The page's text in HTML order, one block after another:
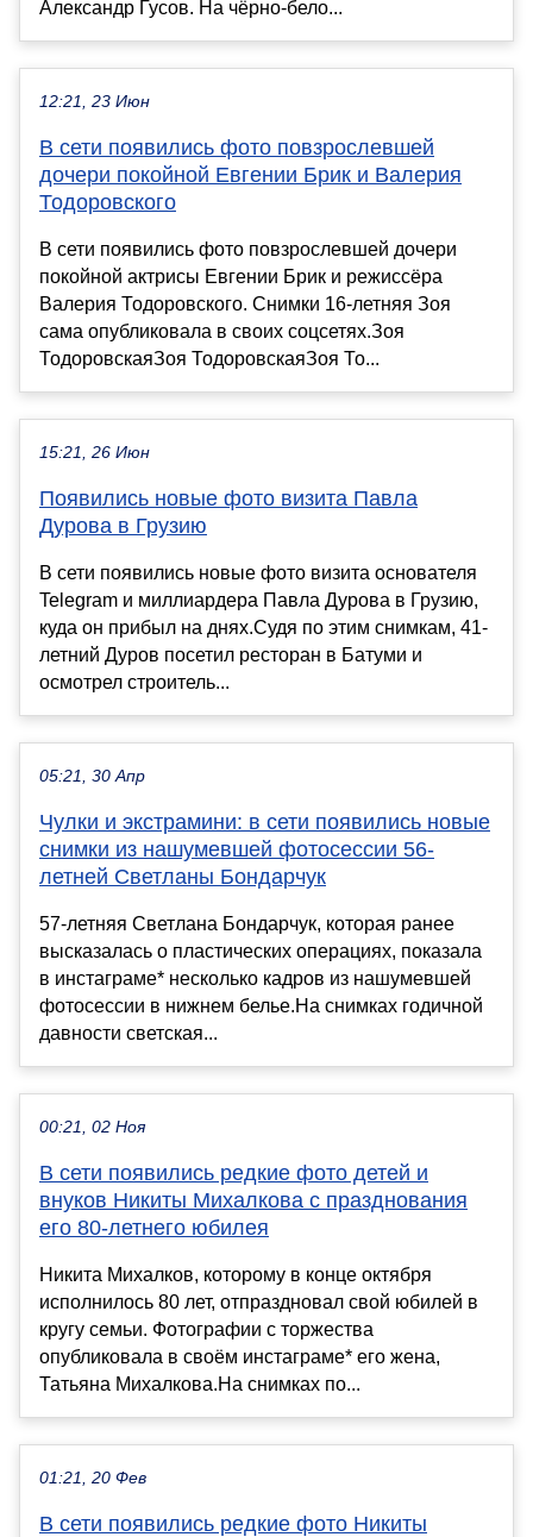
Александр Гусов. На чёрно-бело...
12:21, 23 Июн
В сети появились фото повзрослевшей
дочери покойной Евгении Брик и Валерия
Тодоровского
В сети появились фото повзрослевшей дочери
покойной актрисы Евгении Брик и режиссёра
Валерия Тодоровского. Снимки 16-летняя Зоя
сама опубликовала в своих соцсетях.Зоя
ТодоровскаяЗоя ТодоровскаяЗоя То...
15:21, 26 Июн
Появились новые фото визита Павла
Дурова в Грузию
В сети появились новые фото визита основателя
Telegram и миллиардера Павла Дурова в Грузию,
куда он прибыл на днях.Судя по этим снимкам, 41-
летний Дуров посетил ресторан в Батуми и
осмотрел строитель...
05:21, 30 Апр
Чулки и экстрамини: в сети появились новые
снимки из нашумевшей фотосессии 56-
летней Светланы Бондарчук
57-летняя Светлана Бондарчук, которая ранее
высказалась о пластических операциях, показала
в инстаграме* несколько кадров из нашумевшей
фотосессии в нижнем белье.На снимках годичной
давности светская...
00:21, 02 Ноя
В сети появились редкие фото детей и
внуков Никиты Михалкова с празднования
его 80-летнего юбилея
Никита Михалков, которому в конце октября
исполнилось 80 лет, отпраздновал свой юбилей в
кругу семьи. Фотографии с торжества
опубликовала в своём инстаграме* его жена,
Татьяна Михалкова.На снимках по...
01:21, 20 Фев
В сети появились редкие фото Никиты